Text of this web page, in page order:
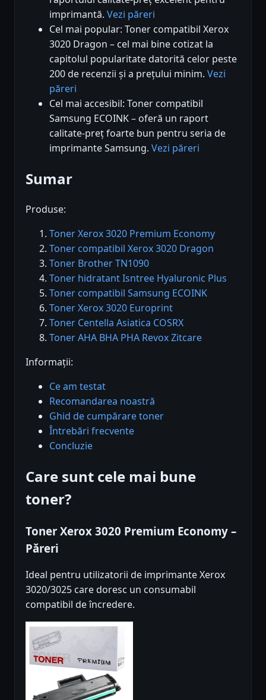
imprimantă. Vezi păreri
Cel mai popular: Toner compatibil Xerox
3020 Dragon – cel mai bine cotizat la
capitolul popularitate datorită celor peste
200 de recenzii și a prețului minim. Vezi
păreri
Cel mai accesibil: Toner compatibil
Samsung ECOINK – oferă un raport
calitate-preț foarte bun pentru seria de
imprimante Samsung. Vezi păreri
Sumar
Produse:
Toner Xerox 3020 Premium Economy
Toner compatibil Xerox 3020 Dragon
Toner Brother TN1090
Toner hidratant Isntree Hyaluronic Plus
Toner compatibil Samsung ECOINK
Toner Xerox 3020 Europrint
Toner Centella Asiatica COSRX
Toner AHA BHA PHA Revox Zitcare
Informații:
Ce am testat
Recomandarea noastră
Ghid de cumpărare toner
Întrebări frecvente
Concluzie
Care sunt cele mai bune
toner?
Toner Xerox 3020 Premium Economy –
Păreri
Ideal pentru utilizatorii de imprimante Xerox
3020/3025 care doresc un consumabil
compatibil de încredere.